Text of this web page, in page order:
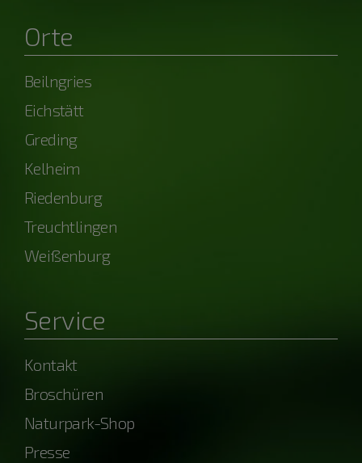
Orte
Beilngries
Eichstätt
Greding
Kelheim
Riedenburg
Treuchtlingen
Weißenburg
Service
Kontakt
Broschüren
Naturpark-Shop
Presse